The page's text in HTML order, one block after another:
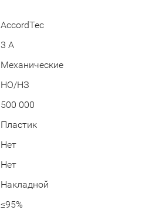
AccordTec
3 А
Механические
НО/НЗ
500 000
Пластик
Нет
Нет
Накладной
≤95%